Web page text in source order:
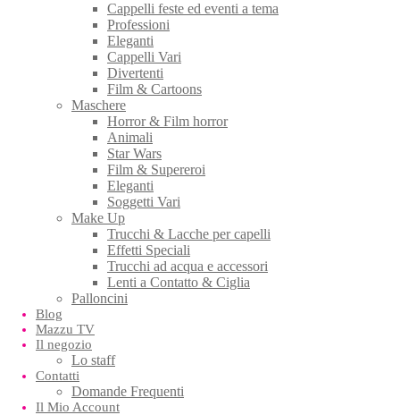
Cappelli feste ed eventi a tema
Professioni
Eleganti
Cappelli Vari
Divertenti
Film & Cartoons
Maschere
Horror & Film horror
Animali
Star Wars
Film & Supereroi
Eleganti
Soggetti Vari
Make Up
Trucchi & Lacche per capelli
Effetti Speciali
Trucchi ad acqua e accessori
Lenti a Contatto & Ciglia
Palloncini
Blog
Mazzu TV
Il negozio
Lo staff
Contatti
Domande Frequenti
Il Mio Account